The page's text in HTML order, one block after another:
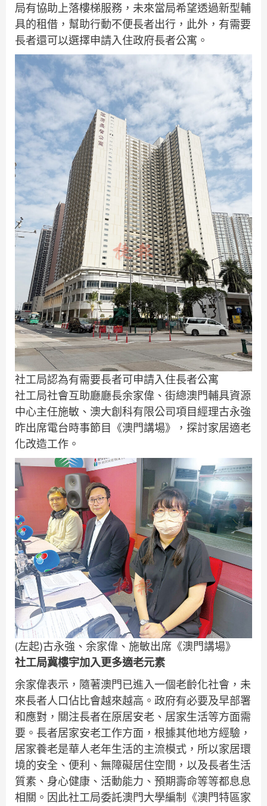
局有協助上落樓梯服務，未來當局希望透過新型輔
具的租借，幫助行動不便長者出行，此外，有需要
長者還可以選擇申請入住政府長者公寓。
社工局認為有需要長者可申請入住長者公寓
社工局社會互助廳廳長余家偉、街總澳門輔具資源
中心主任施敏、澳大創科有限公司項目經理古永強
昨出席電台時事節目《澳門講場》，探討家居適老
化改造工作。
(左起)古永強、余家偉、施敏出席《澳門講場》
社工局冀樓宇加入更多適老元素
余家偉表示，隨著澳門已進入一個老齡化社會，未
來長者人口佔比會越來越高。政府有必要及早部署
和應對，關注長者在原居安老、居家生活等方面需
要。長者居家安老工作方面，根據其他地方經驗，
居家養老是華人老年生活的主流模式，所以家居環
境的安全、便利、無障礙居住空間，以及長者生活
質素、身心健康、活動能力、預期壽命等等都息息
相關。因此社工局委託澳門大學編制《澳門特區家